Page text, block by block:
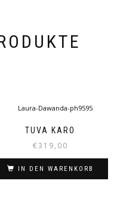
TUVA KARO
€319,00
IN DEN WARENKORB